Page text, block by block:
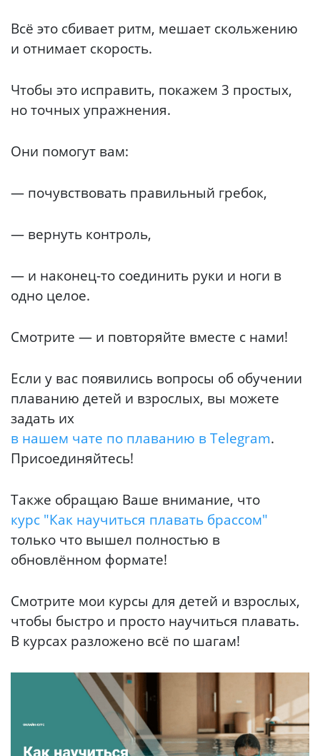
Всё это сбивает ритм, мешает скольжению
и отнимает скорость.
Чтобы это исправить, покажем 3 простых,
но точных упражнения.
Они помогут вам:
— почувствовать правильный гребок,
— вернуть контроль,
— и наконец-то соединить руки и ноги в
одно целое.
Смотрите — и повторяйте вместе с нами!
Если у вас появились вопросы об обучении
плаванию детей и взрослых, вы можете
задать их
в нашем чате по плаванию в Telegram.
Присоединяйтесь!
Также обращаю Ваше внимание, что
курс "Как научиться плавать брассом"
только что вышел полностью в
обновлённом формате!
Смотрите мои курсы для детей и взрослых,
чтобы быстро и просто научиться плавать.
В курсах разложено всё по шагам!